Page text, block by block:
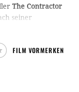
The Contractor
seiner
an –
FILM VORMERKEN